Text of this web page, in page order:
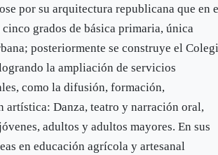
por su arquitectura republicana que en
grados de básica primaria, única
posteriormente se construye el
la ampliación de servicios
como la difusión, formación,
Danza, teatro y narración oral,
adultos y adultos mayores. En sus
en educación agrícola y artesanal